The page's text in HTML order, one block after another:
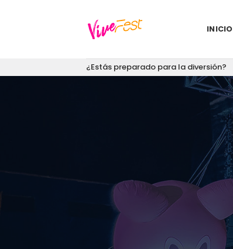
INICIO
¿Estás preparado para la diversión?